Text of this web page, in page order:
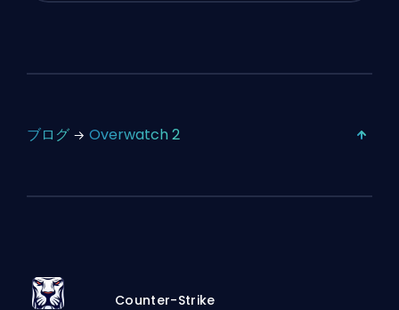
ブログ Overwatch 2
Counter-Strike